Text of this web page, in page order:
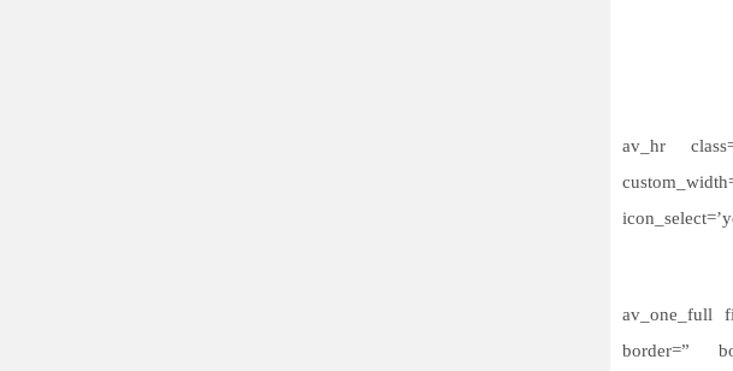
[av_hr
[av_one_full
border=”